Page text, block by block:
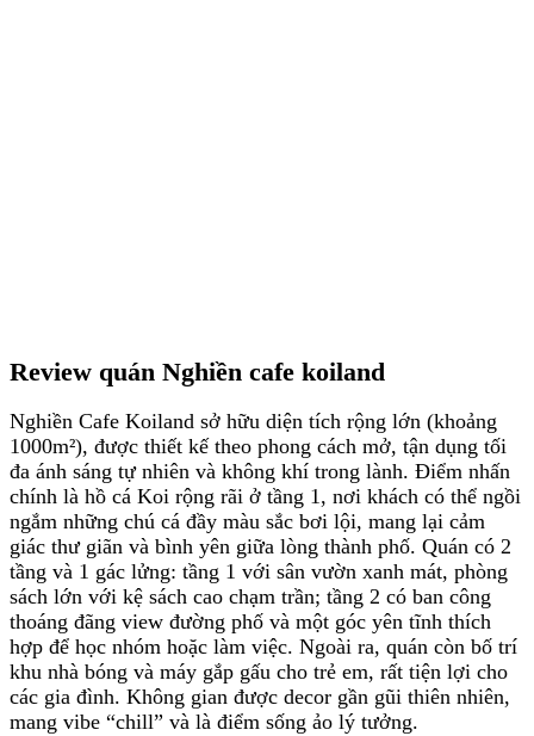
Review quán Nghiền cafe koiland
Nghiền Cafe Koiland sở hữu diện tích rộng lớn (khoảng
1000m²), được thiết kế theo phong cách mở, tận dụng tối
đa ánh sáng tự nhiên và không khí trong lành. Điểm nhấn
chính là hồ cá Koi rộng rãi ở tầng 1, nơi khách có thể ngồi
ngắm những chú cá đầy màu sắc bơi lội, mang lại cảm
giác thư giãn và bình yên giữa lòng thành phố. Quán có 2
tầng và 1 gác lửng: tầng 1 với sân vườn xanh mát, phòng
sách lớn với kệ sách cao chạm trần; tầng 2 có ban công
thoáng đãng view đường phố và một góc yên tĩnh thích
hợp để học nhóm hoặc làm việc. Ngoài ra, quán còn bố trí
khu nhà bóng và máy gắp gấu cho trẻ em, rất tiện lợi cho
các gia đình. Không gian được decor gần gũi thiên nhiên,
mang vibe “chill” và là điểm sống ảo lý tưởng.